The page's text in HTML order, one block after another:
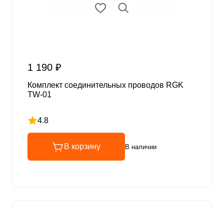
1 190 ₽
Комплект соединительных проводов RGK
TW-01
4.8
Рейтинг 4.8 из 5
В корзину В наличии